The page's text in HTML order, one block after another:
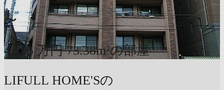
〜
4,205 万円 73.38m²の部屋
LIFULL HOME'Sの